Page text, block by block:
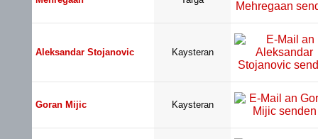
Aleksandar Stojanovic Kaysteran
Goran Mijic Kaysteran